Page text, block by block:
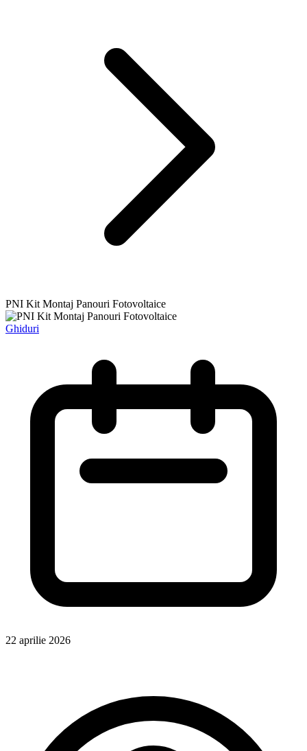
PNI Kit Montaj Panouri Fotovoltaice
Ghiduri
22 aprilie 2026